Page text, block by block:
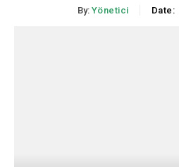
By: Yönetici Date: